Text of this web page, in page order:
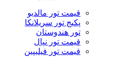
قیمت تور مالدیو
پکیج تور سریلانکا
تور هندوستان
قیمت تور نپال
قیمت تور فیلیپین